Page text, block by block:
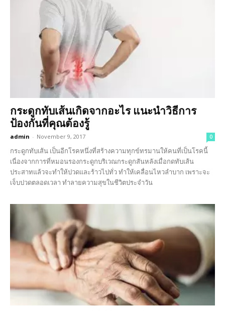
กระดูกทับเส้นเกิดจากอะไร แนะนำวิธีการ
ป้องกันที่คุณต้องรู้
admin - November 9, 2017 0
กระดูกทับเส้น เป็นอีกโรคหนึ่งที่สร้างความทุกข์ทรมานให้คนที่เป็นโรคนี้
เนื่องจากการที่หมอนรองกระดูกบริเวณกระดูกสันหลังเมื่อกดทับเส้น
ประสาทแล้วจะทำให้ปวดและร้าวไปทั่ว ทำให้เคลื่อนไหวลำบาก เพราะจะ
เจ็บปวดตลอดเวลา ทำลายความสุขในชีวิตประจำวัน